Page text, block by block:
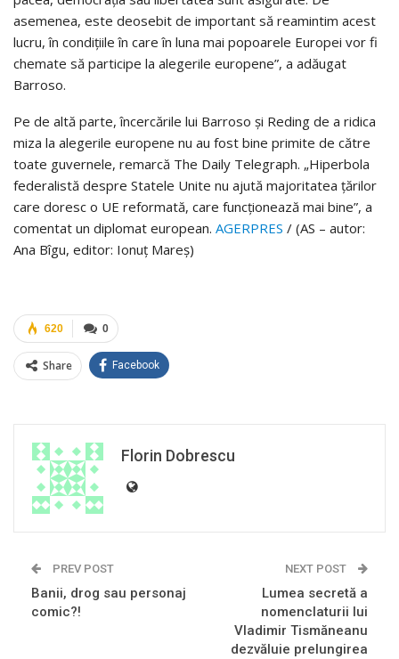
asemenea, este deosebit de important să reamintim acest
lucru, în condiţiile în care în luna mai popoarele Europei vor fi
chemate să participe la alegerile europene”, a adăugat
Barroso.
Pe de altă parte, încercările lui Barroso şi Reding de a ridica
miza la alegerile europene nu au fost bine primite de către
toate guvernele, remarcă The Daily Telegraph. „Hiperbola
federalistă despre Statele Unite nu ajută majoritatea ţărilor
care doresc o UE reformată, care funcţionează mai bine”, a
comentat un diplomat european. AGERPRES / (AS – autor:
Ana Bîgu, editor: Ionuţ Mareş)
0
620
Share Facebook
Florin Dobrescu
PREV POST
Banii, drog sau personaj
comic?!
NEXT POST
Lumea secretă a
nomenclaturii lui
Vladimir Tismăneanu
dezvăluie prelungirea